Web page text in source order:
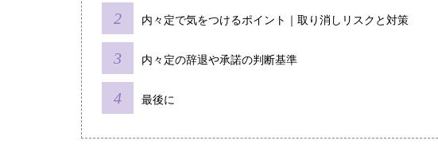
内々定で気をつけるポイント｜取り消しリスクと対策
内々定の辞退や承諾の判断基準
最後に